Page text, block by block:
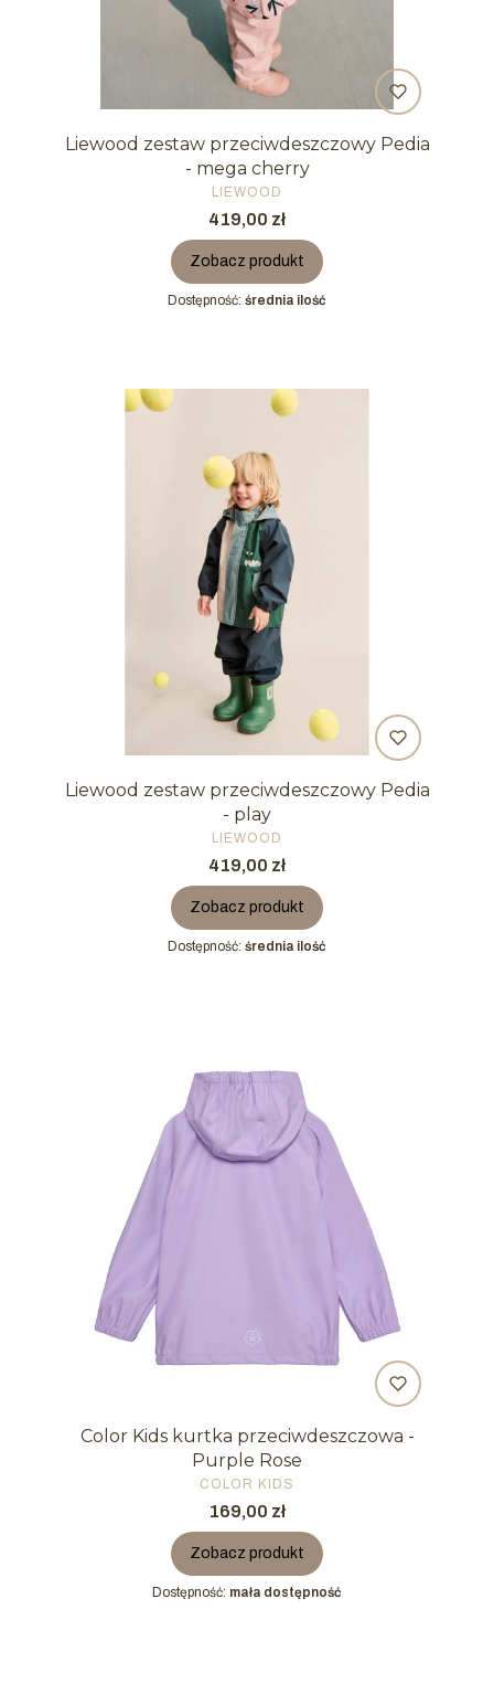
Liewood zestaw przeciwdeszczowy Pedia
- mega cherry
PRODUCENT
LIEWOOD
Cena
419,00 zł
Zobacz produkt
Dostępność: średnia ilość
Liewood zestaw przeciwdeszczowy Pedia
- play
PRODUCENT
LIEWOOD
Cena
419,00 zł
Zobacz produkt
Dostępność: średnia ilość
Color Kids kurtka przeciwdeszczowa -
Purple Rose
PRODUCENT
COLOR KIDS
Cena
169,00 zł
Zobacz produkt
Dostępność: mała dostępność